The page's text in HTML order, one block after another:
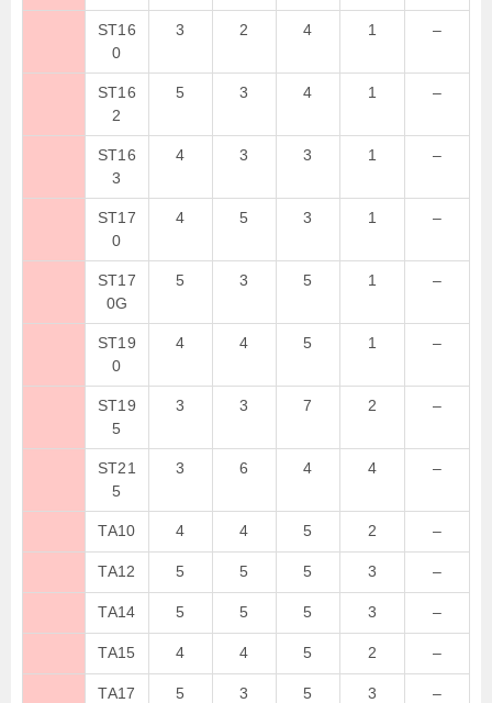
ST16
0
3 2 4 1 –
ST16
2
5 3 4 1 –
ST16
3
4 3 3 1 –
ST17
0
4 5 3 1 –
ST17
0G
5 3 5 1 –
ST19
0
4 4 5 1 –
ST19
5
3 3 7 2 –
ST21
5
3 6 4 4 –
TA10 4 4 5 2 –
TA12 5 5 5 3 –
TA14 5 5 5 3 –
TA15 4 4 5 2 –
TA17 5 3 5 3 –